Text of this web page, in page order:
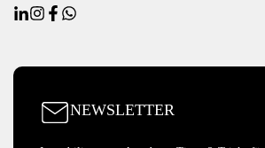
NEWSLETTER